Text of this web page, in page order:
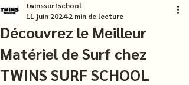
Découvrez le Meilleur
Matériel de Surf chez
TWINS SURF SCHOOL
twinssurfschool
11 juin 2024 2 min de lecture